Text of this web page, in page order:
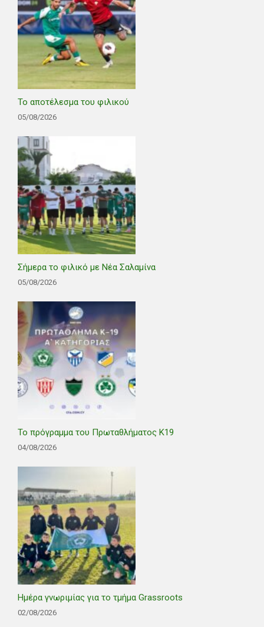
Το αποτέλεσμα του φιλικού
05/08/2026
Σήμερα το φιλικό με Νέα Σαλαμίνα
05/08/2026
Το πρόγραμμα του Πρωταθλήματος Κ19
04/08/2026
Ημέρα γνωριμίας για το τμήμα Grassroots
02/08/2026